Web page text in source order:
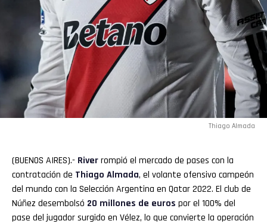
Thiago Almada
(BUENOS AIRES).- Riverrompió el mercado de pases con la
contratación de Thiago Almada, el volante ofensivo campeón
del mundo con la Selección Argentina en Qatar 2022. El club de
Núñez desembolsó 20 millones de euros por el 100% del
pase del jugador surgido en Vélez, lo que convierte la operación